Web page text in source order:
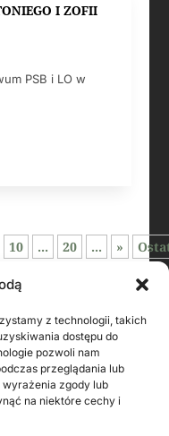
z technologii, takich
dostępu do
pozwoli nam
przeglądania lub
zgody lub
na niektóre cechy i
I ZOFII
PSB i LO w
10 ... 20 ... »